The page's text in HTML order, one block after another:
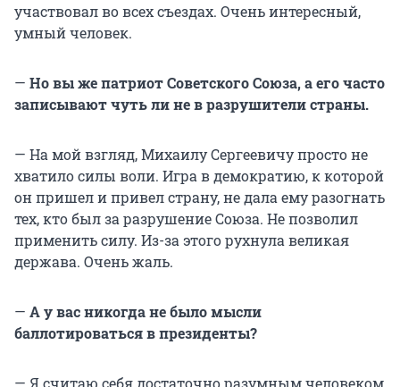
участвовал во всех съездах. Очень интересный,
умный человек.
— Но вы же патриот Советского Союза, а его часто
записывают чуть ли не в разрушители страны.
— На мой взгляд, Михаилу Сергеевичу просто не
хватило силы воли. Игра в демократию, к которой
он пришел и привел страну, не дала ему разогнать
тех, кто был за разрушение Союза. Не позволил
применить силу. Из-за этого рухнула великая
держава. Очень жаль.
— А у вас никогда не было мысли
баллотироваться в президенты?
— Я считаю себя достаточно разумным человеком